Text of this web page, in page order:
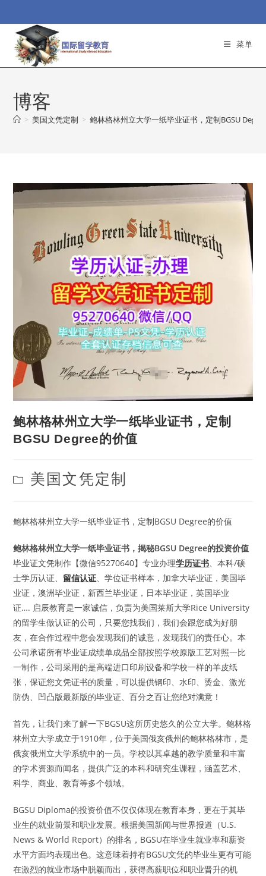
to
content
菜单
博客
> 美国文凭定制 > 鲍林格林州立大学一纸毕业证书，定制BGSU
鲍林格林州立大学一纸毕业证书，定制
BGSU Degree的价值
Post
category:
美国文凭定制
鲍林格林州立大学一纸毕业证书，定制BGSU Degree的价值
鲍林格林州立大学一纸毕业证书，揭秘BGSU Degree的投资价值
毕业证文凭制作【微信95270640】专业办理学历证书、本科/硕
士学历认证、 留信认证、学位证书样本，加拿大毕业证，美国毕
业证，澳洲毕业证，新西兰毕业证，日本毕业证，英国毕业
证…. 启辰教育是一家诚信，负责为美国莱斯大学Rice University
的留学生做认证的公司，只要您找我们，我们会跟您成为好朋
友，在合作过程中您会发现我们的诚意，发现我们的责任心。本
公司承诺所有毕业证成绩单成品全部按照学校原版工艺对照一比
一制作，公司采用的是高端进口印刷设备和学校一样的羊皮纸
张，保证您文凭证书的质量，可以提供钢印、水印、烫金、激光
防伪、凹凸版最新版的毕业证、百分之百让您绝对满意！
首先，让我们来了解一下BGSU这所历史悠久的公立大学。鲍林格
林州立大学成立于1910年，位于美国俄亥俄州的鲍林格林市，是
俄亥俄州立大学系统中的一员。学校以其卓越的教学质量和丰富
的学术资源而闻名，提供广泛的本科和研究生课程，涵盖艺术、
科学、商业、教育等多个领域。
BGSU Diploma的投资价值不仅仅体现在教育本身，更在于其毕
业生的就业前景和职业发展。根据美国新闻与世界报道（U.S.
News & World Report）的排名，BGSU在毕业生就业率和薪资
水平方面均表现出色。这意味着持有BGSU文凭的毕业生更有可能
在激烈的就业市场中脱颖而出，获得高薪职位和职业晋升的机